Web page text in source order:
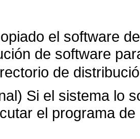
el software
de software
de
Si el sistema lo
el programa